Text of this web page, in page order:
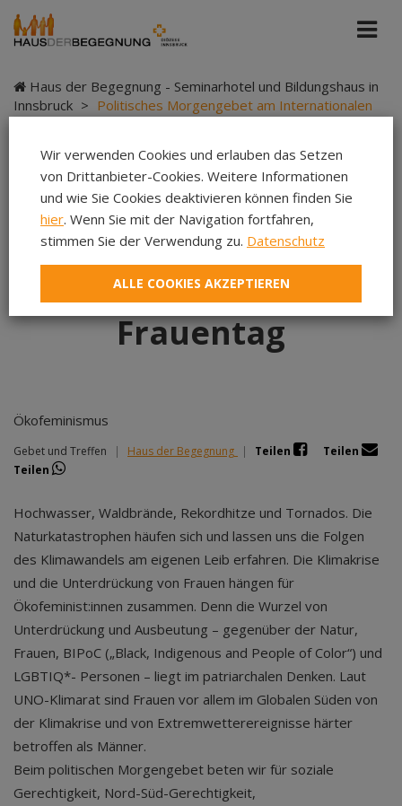
Haus der Begegnung - Seminarhotel und Bildungshaus in
Innsbruck > Politisches Morgengebet am Internationalen
Politisches
Morgengebet am
Internationalen
Frauentag
Ökofeminismus
Gebet und Treffen | Haus der Begegnung | Teilen
Teilen
Teilen
Hochwasser, Waldbrände, Rekordhitze und Tornados. Die
Naturkatastrophen häufen sich und lassen uns die Folgen
des Klimawandels am eigenen Leib erfahren. Die Klimakrise
und die Unterdrückung von Frauen hängen für
Ökofeminist:innen zusammen. Denn die Wurzel von
Unterdrückung und Ausbeutung – gegenüber der Natur,
Frauen, BIPoC („Black, Indigenous and People of Color“) und
LGBTIQ*- Personen – liegt im patriarchalen Denken. Laut
UNO-Klimarat sind Frauen vor allem im Globalen Süden von
der Klimakrise und von Extremwetterereignisse härter
betroffen als Männer.
Beim politischen Morgengebet beten wir für soziale
Gerechtigkeit, Nord-Süd-Gerechtigkeit,
Wir verwenden Cookies und erlauben das Setzen
von Drittanbieter-Cookies. Weitere Informationen
und wie Sie Cookies deaktivieren können finden Sie
hier. Wenn Sie mit der Navigation fortfahren,
stimmen Sie der Verwendung zu. Datenschutz
ALLE COOKIES AKZEPTIEREN